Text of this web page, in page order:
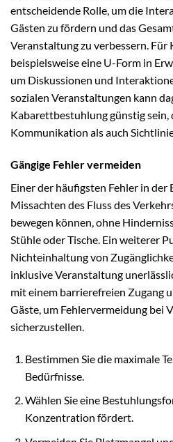
entscheidende Rolle, um die
Gästen zu fördern und das
Veranstaltung zu verbessern. Für
beispielsweise eine U-Form in
um Diskussionen und
sozialen Veranstaltungen kann
Kabarettbestuhlung günstig sein,
Kommunikation als auch
Gängige Fehler vermeiden
Einer der häufigsten Fehler in der
Missachten des Fluss des
bewegen können, ohne
Stühle oder Tische. Ein weiterer
Nichteinhaltung von
inklusive Veranstaltung
mit einem barrierefreien Zugang
Gäste, um Fehlervermeidung bei
sicherzustellen.
Bestimmen Sie die maximale
Bedürfnisse.
Wählen Sie eine
Konzentration fördert.